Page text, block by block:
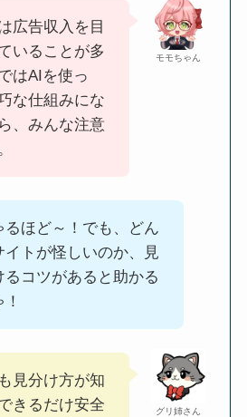
モモちゃん
広告収入を目
いることが多
はAIを使っ
な仕組みにな
、みんな注意
るほど～！でも、どん
イトが怪しいのか、見
るコツがあると助かる
グリ姉さん
見分け方が知
きるだけ安全